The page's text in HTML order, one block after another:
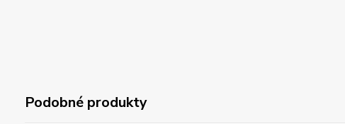
Podobné produkty